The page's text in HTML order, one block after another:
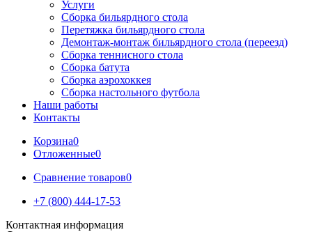
Услуги
Сборка бильярдного стола
Перетяжка бильярдного стола
Демонтаж-монтаж бильярдного стола (переезд)
Сборка теннисного стола
Сборка батута
Сборка аэрохоккея
Сборка настольного футбола
Наши работы
Контакты
Корзина0
Отложенные0
Сравнение товаров0
+7 (800) 444-17-53
Контактная информация